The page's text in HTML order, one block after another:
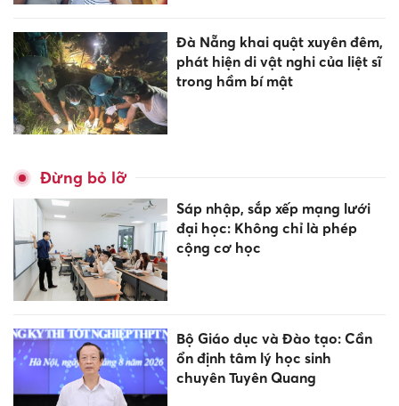
Đà Nẵng khai quật xuyên đêm,
phát hiện di vật nghi của liệt sĩ
trong hầm bí mật
Đừng bỏ lỡ
Sáp nhập, sắp xếp mạng lưới
đại học: Không chỉ là phép
cộng cơ học
Bộ Giáo dục và Đào tạo: Cần
ổn định tâm lý học sinh
chuyên Tuyên Quang